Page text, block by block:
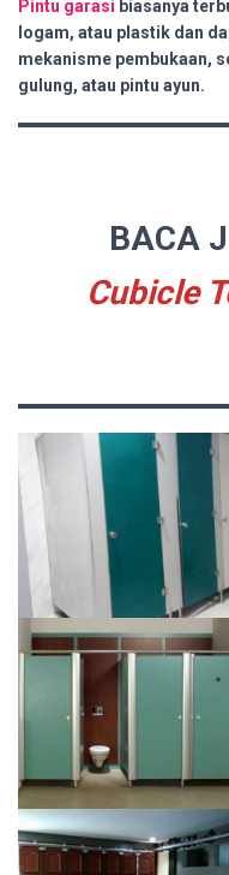
Pintu garasi biasanya
logam, atau plastik dan
mekanisme pembukaan,
gulung, atau pintu ayun.
BACA
Cubicle